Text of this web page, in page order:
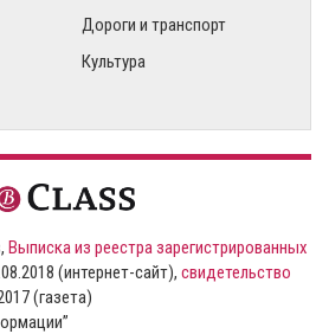
Дороги и транспорт
Культура
Выписка из реестра зарегистрированных
(интернет-сайт), свидетельство
(газета)